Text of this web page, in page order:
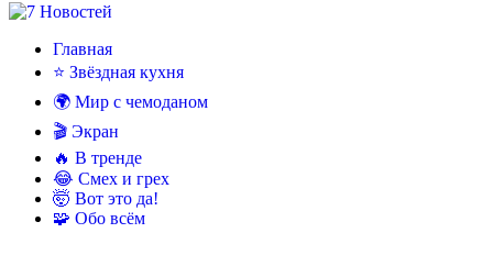
Главная
⭐ Звёздная кухня
🌍 Мир с чемоданом
🎬 Экран
🔥 В тренде
😂 Смех и грех
🤯 Вот это да!
🧩 Обо всём